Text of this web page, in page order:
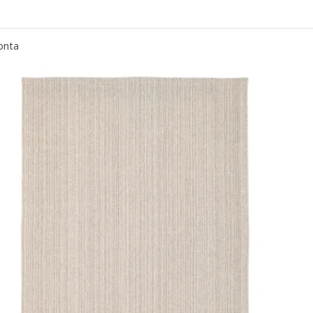
Tappeto, pelo corto, rosa pallido, 170x240 cm
Tappeto, pelo corto, bianco sporco, 170x240 cm
Tappeto, pelo corto, verde pallido, 200x300 cm
Tappeto, pelo corto, bianco sporco, 133x195 cm